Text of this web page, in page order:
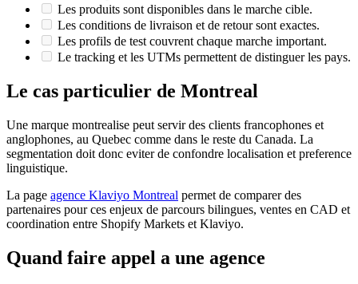
Les produits sont disponibles dans le marche cible.
Les conditions de livraison et de retour sont exactes.
Les profils de test couvrent chaque marche important.
Le tracking et les UTMs permettent de distinguer les pays.
Le cas particulier de Montreal
Une marque montrealise peut servir des clients francophones et
anglophones, au Quebec comme dans le reste du Canada. La
segmentation doit donc eviter de confondre localisation et preference
linguistique.
La page agence Klaviyo Montreal permet de comparer des
partenaires pour ces enjeux de parcours bilingues, ventes en CAD et
coordination entre Shopify Markets et Klaviyo.
Quand faire appel a une agence